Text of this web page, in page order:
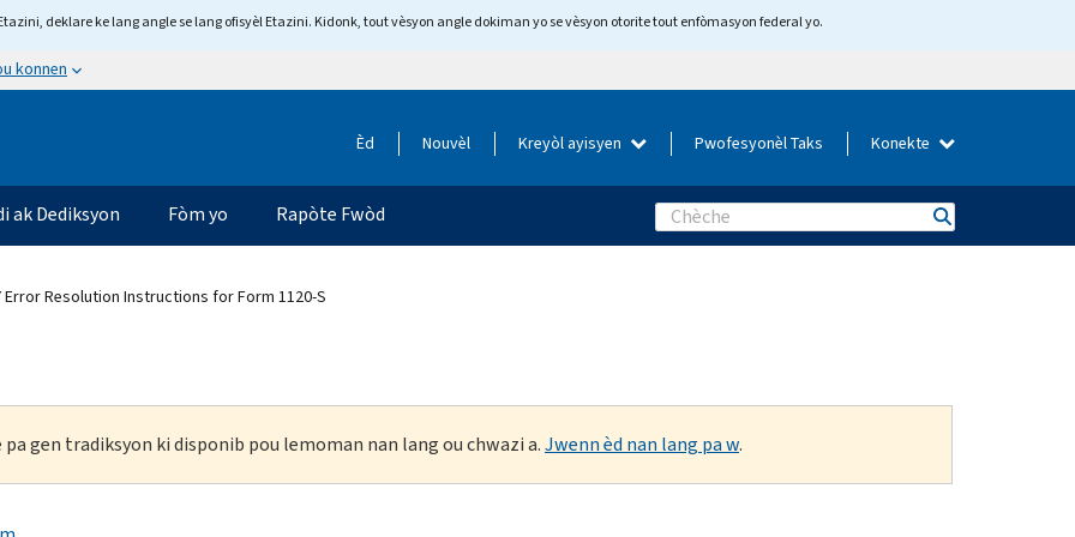
deklare ke lang angle se lang ofisyèl Etazini. Kidonk, tout vèsyon angle dokiman yo se vèsyon otorite tout enfòmasyon federal yo.
konnen
Èd Nouvèl Kreyòl ayisyen Pwofesyonèl Taks Konekte
ak Dediksyon Fòm yo Rapòte Fwòd Search
Error Resolution Instructions for Form 1120-S
gen tradiksyon ki disponib pou lemoman nan lang ou chwazi a.Jwenn èd nan lang pa w.